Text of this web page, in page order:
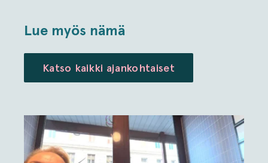
Lue myös nämä
Katso kaikki ajankohtaiset